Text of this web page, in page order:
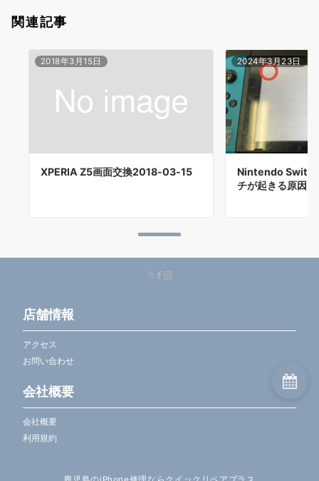
関連記事
2018年3月15日
XPERIA Z5画面交換2018-03-15
2024年3月23日
Nintendo Switch
チが起きる原因
店舗情報
アクセス
お問い合わせ
会社概要
会社概要
利用規約